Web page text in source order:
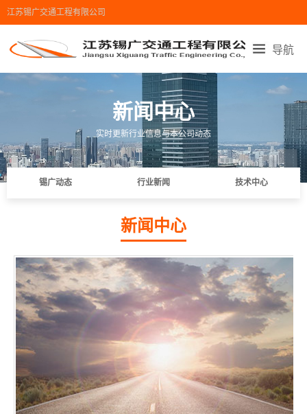
江苏锡广交通工程有限公司
导航
走进锡广 产品展示 锡广设备
新闻中心 在线留言 联系我们
地图导航
新闻中心
实时更新行业信息与本公司动态
锡广动态 行业新闻 技术中心
新闻中心